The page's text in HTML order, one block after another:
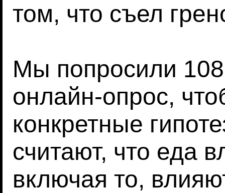
том, что съел
Мы попросили
онлайн-опрос,
конкретные
считают, что еда
включая то,